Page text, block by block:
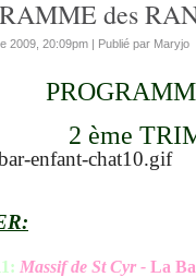
des
2009, 20:09pm | Publié par Maryjo
2 ème
Massif de St Cyr - La